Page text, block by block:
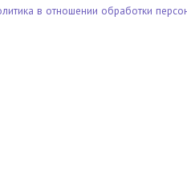
в отношении обработки